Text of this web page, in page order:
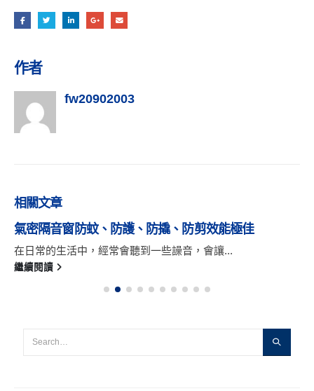
作者
fw20902003
相關文章
氣密隔音窗防蚊、防護、防撬、防剪效能極佳
在日常的生活中，經常會聽到一些譟音，會讓...
繼續閱讀